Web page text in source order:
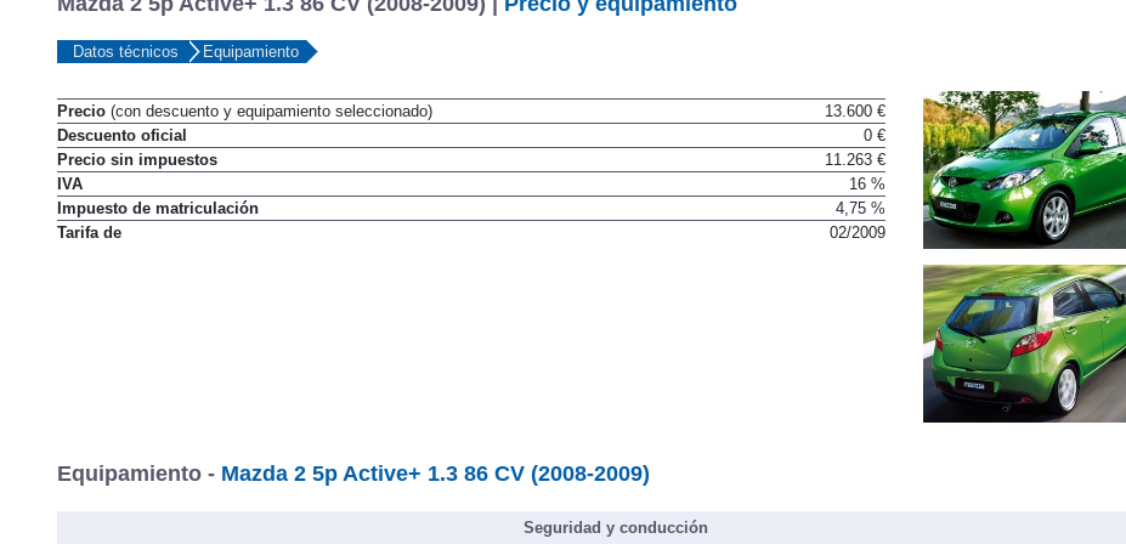
Datos técnicos Equipamiento
Precio (con descuento y equipamiento seleccionado)
13.600 €
Descuento oficial
0 €
Precio sin impuestos
11.263 €
IVA
16 %
Impuesto de matriculación
4,75 %
Tarifa de
02/2009
Equipamiento - Mazda 2 5p Active+ 1.3 86 CV (2008-2009)
Seguridad y conducción